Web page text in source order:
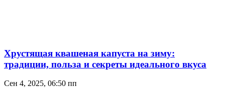
Хрустящая квашеная капуста на зиму:
традиции, польза и секреты идеального вкуса
Сен 4, 2025, 06:50 пп